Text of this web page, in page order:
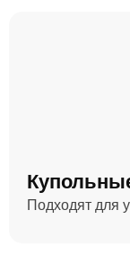
Подходят для